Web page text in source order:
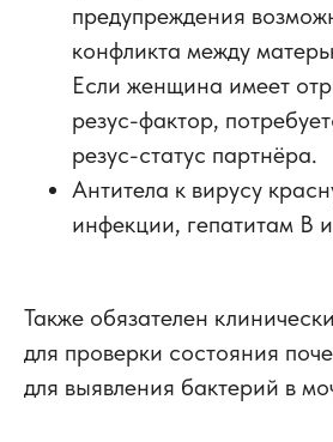
предупреждения
конфликта между
Если женщина имеет
резус-фактор,
резус-статус партнёра.
Антитела к вирусу
инфекции, гепатитам B
Также обязателен
для проверки состояния
для выявления бактерий в